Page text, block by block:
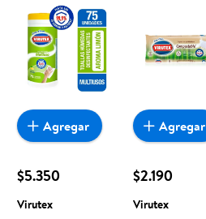
$5.350
Virutex
Agregar
$2.190
Virutex
Agregar